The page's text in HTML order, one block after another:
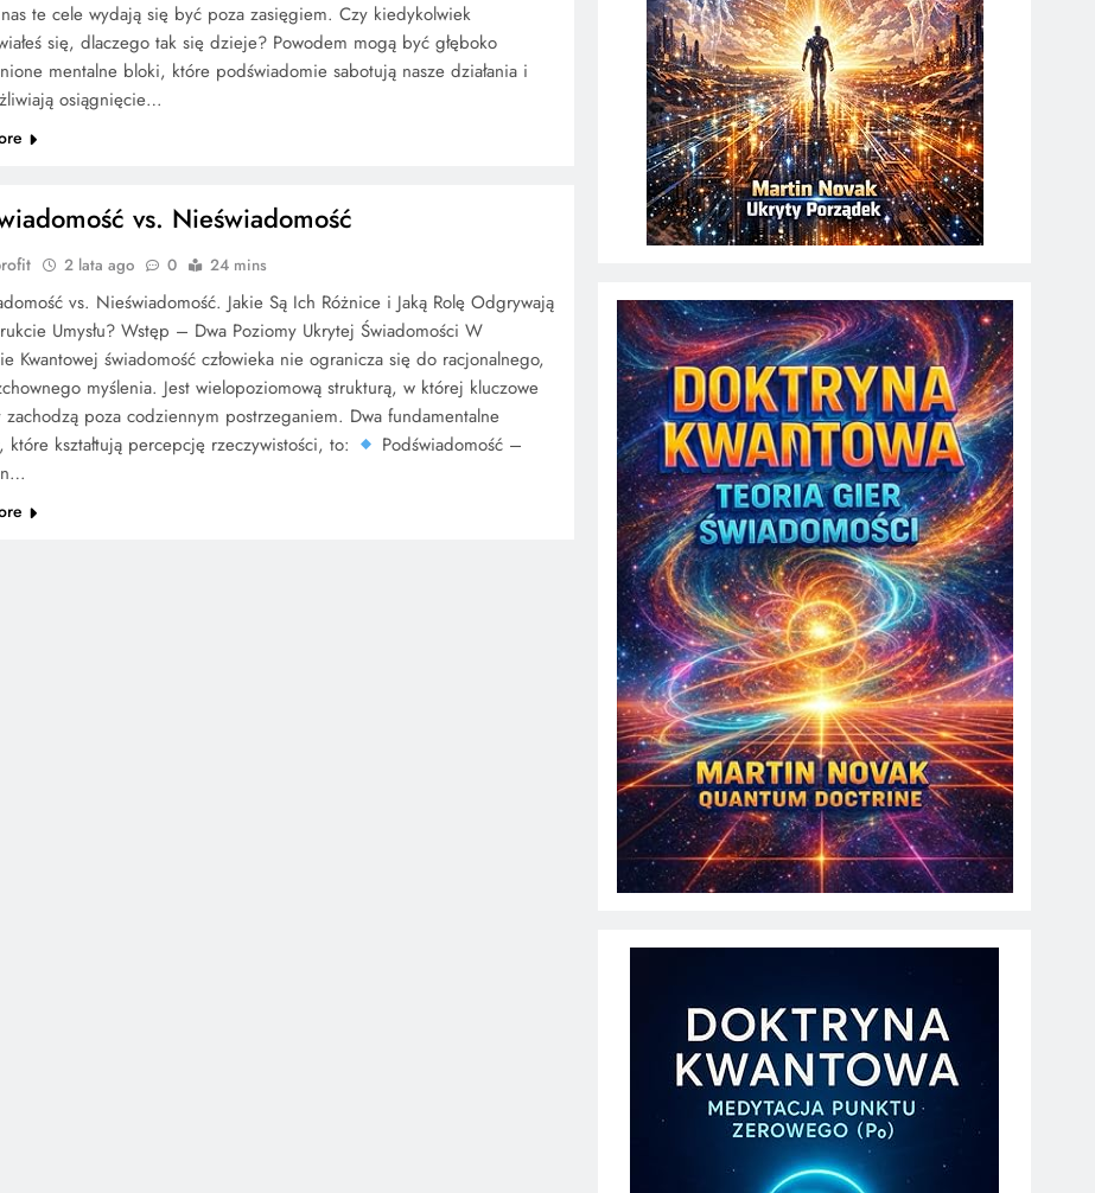
te cele wydają się być poza zasięgiem. Czy kiedykolwiek
się, dlaczego tak się dzieje? Powodem mogą być głęboko
mentalne bloki, które podświadomie sabotują nasze działania i
osiągnięcie…
vs. Nieświadomość
2 lata ago 0 24 mins
vs. Nieświadomość. Jakie Są Ich Różnice i Jaką Rolę Odgrywają
Umysłu? Wstęp – Dwa Poziomy Ukrytej Świadomości W
Kwantowej świadomość człowieka nie ogranicza się do racjonalnego,
myślenia. Jest wielopoziomową strukturą, w której kluczowe
zachodzą poza codziennym postrzeganiem. Dwa fundamentalne
które kształtują percepcję rzeczywistości, to:
Podświadomość –